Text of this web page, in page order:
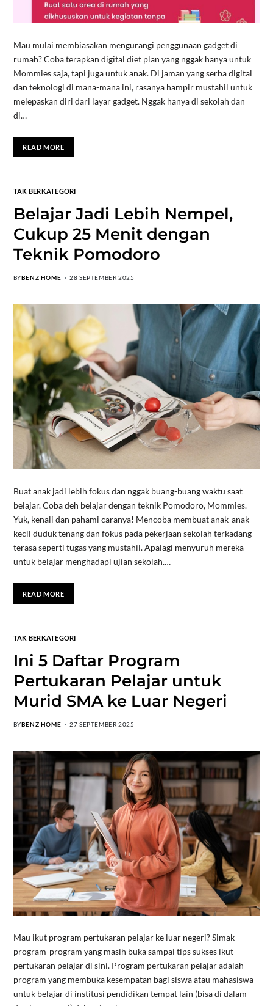
Mau mulai membiasakan mengurangi penggunaan gadget di
rumah? Coba terapkan digital diet plan yang nggak hanya untuk
Mommies saja, tapi juga untuk anak. Di jaman yang serba digital
dan teknologi di mana-mana ini, rasanya hampir mustahil untuk
melepaskan diri dari layar gadget. Nggak hanya di sekolah dan
di…
READ MORE
TAK BERKATEGORI
Belajar Jadi Lebih Nempel,
Cukup 25 Menit dengan
Teknik Pomodoro
BYBENZ HOME 28 SEPTEMBER 2025
Buat anak jadi lebih fokus dan nggak buang-buang waktu saat
belajar. Coba deh belajar dengan teknik Pomodoro, Mommies.
Yuk, kenali dan pahami caranya! Mencoba membuat anak-anak
kecil duduk tenang dan fokus pada pekerjaan sekolah terkadang
terasa seperti tugas yang mustahil. Apalagi menyuruh mereka
untuk belajar menghadapi ujian sekolah.…
READ MORE
TAK BERKATEGORI
Ini 5 Daftar Program
Pertukaran Pelajar untuk
Murid SMA ke Luar Negeri
BYBENZ HOME 27 SEPTEMBER 2025
Mau ikut program pertukaran pelajar ke luar negeri? Simak
program-program yang masih buka sampai tips sukses ikut
pertukaran pelajar di sini. Program pertukaran pelajar adalah
program yang membuka kesempatan bagi siswa atau mahasiswa
untuk belajar di institusi pendidikan tempat lain (bisa di dalam